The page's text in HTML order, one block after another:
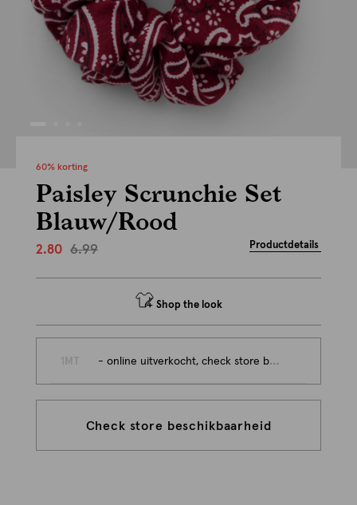
60% korting
Paisley Scrunchie Set
Blauw/Rood
2.80 6.99 Productdetails
Shop the look
- online uitverkocht, check store beschikbaarheid
Check store beschikbaarheid